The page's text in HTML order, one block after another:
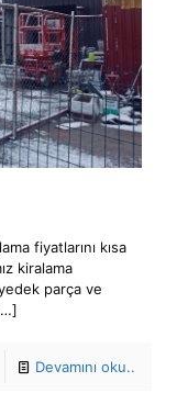
fiyatlarını kısa
kiralama
parça ve
Devamını oku..